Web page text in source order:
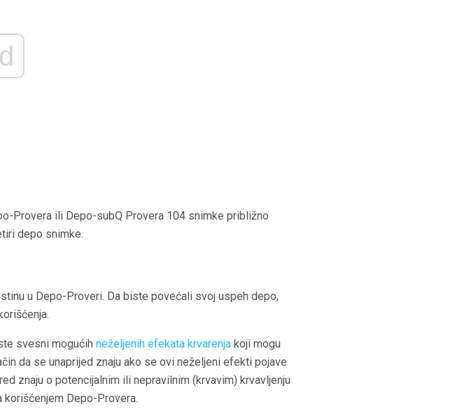
Provera ili Depo-subQ Provera 104 snimke približno
depo snimke.
u Depo-Proveri. Da biste povećali svoj uspeh depo,
svesni mogućih neželjenih efekata krvarenja koji mogu
da se unaprijed znaju ako se ovi neželjeni efekti pojave
znaju o potencijalnim ili nepravilnim (krvavim) krvavljenju
korišćenjem Depo-Provera.